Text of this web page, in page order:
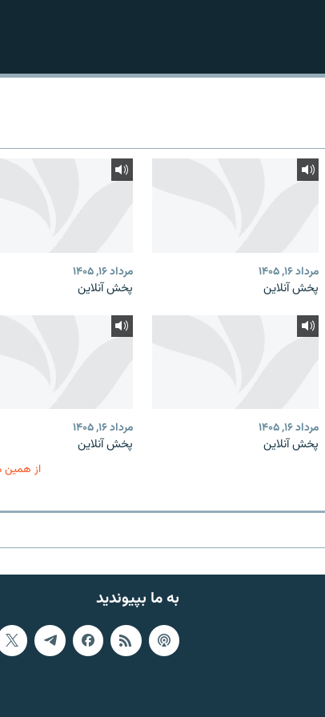
مرداد ۱۶, ۱۴۰۵
پخش آنلاین
مرداد ۱۶, ۱۴۰۵
پخش آنلاین
مرداد ۱۶, ۱۴۰۵
پخش آنلاین
مرداد ۱۶, ۱۴۰۵
پخش آنلاین
از همین
به ما بپیوندید